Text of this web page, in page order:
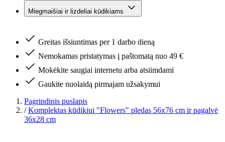
Miegmaišiai ir lizdeliai kūdikiams
Greitas išsiuntimas per 1 darbo dieną
Nemokamas pristatymas į paštomatą nuo 49 €
Mokėkite saugiai internetu arba atsiimdami
Gaukite nuolaidą pirmajam užsakymui
Pagrindinis puslapis
/ Komplektas kūdikiui "Flowers" pledas 56x76 cm ir pagalvė
36x28 cm